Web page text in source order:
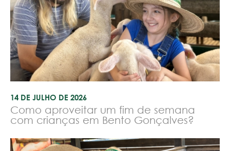
14 DE JULHO DE 2026
Como aproveitar um fim de semana
com crianças em Bento Gonçalves?